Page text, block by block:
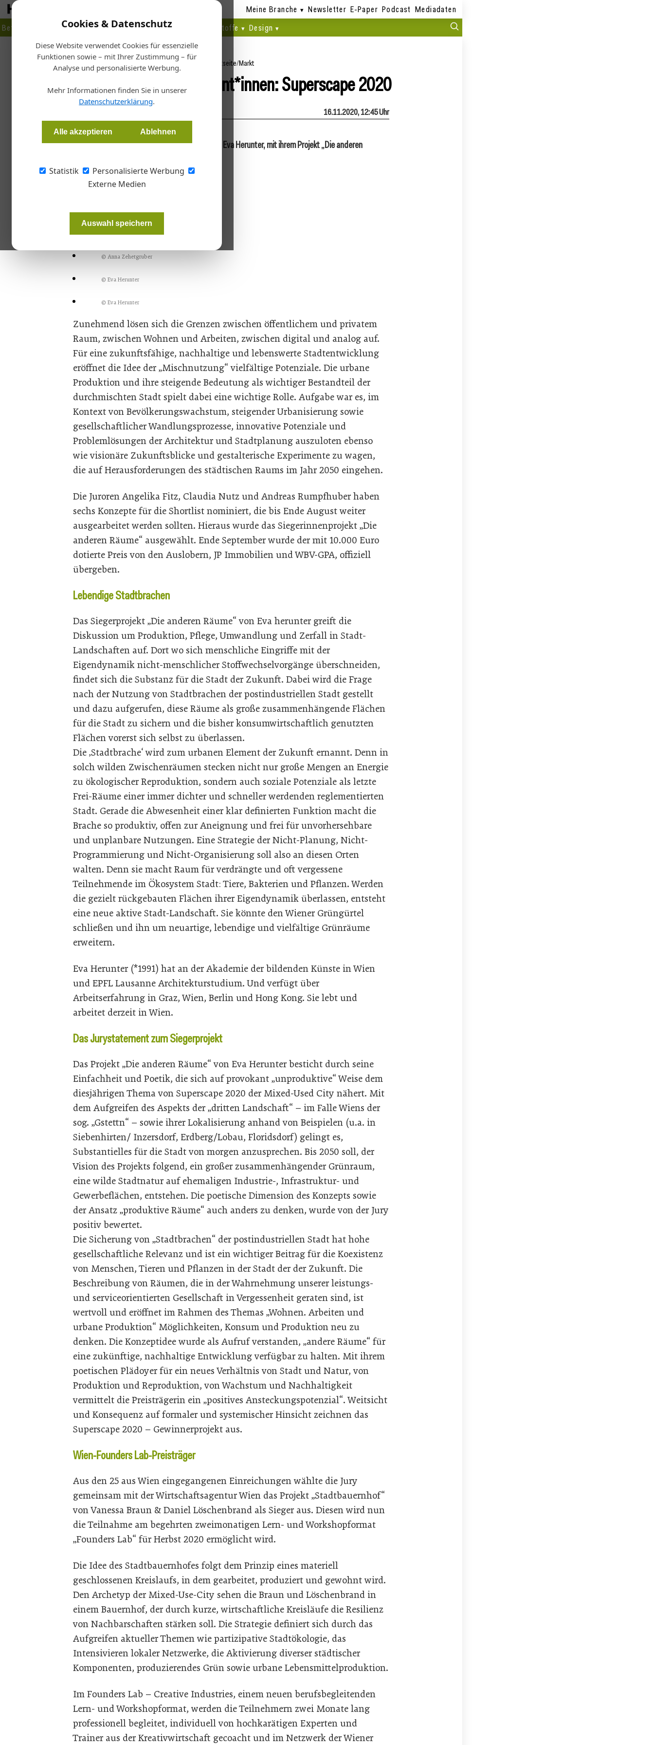
Cookies & Datenschutz
Diese Website verwendet Cookies für essenzielle
Funktionen sowie – mit Ihrer Zustimmung – für
Analyse und personalisierte Werbung.
Mehr Informationen finden Sie in unserer
Datenschutzerklärung.
Alle akzeptieren Ablehnen
Statistik
Personalisierte Werbung
Externe Medien
Auswahl speichern
Meine Branche Newsletter E-Paper Podcast Mediadaten
Betrieb
Planen Bauen Fertigen Bau- + Werkstoffe Design
Startseite/Markt
Wettbewerb für Absolvent*innen: Superscape 2020
16.11.2020, 12:45 Uhr
Siegerin des diesjährigen Innovationspreises ist Eva Herunter, mit ihrem Projekt „Die anderen
© Vanessa Braun, Daniel Löschenbrand
© Eva Herunter
© Eva Herunter
© Anna Zehetgruber
© Eva Herunter
© Eva Herunter
Zunehmend lösen sich die Grenzen zwischen öffentlichem und privatem
Raum, zwischen Wohnen und Arbeiten, zwischen digital und analog auf.
Für eine zukunftsfähige, nachhaltige und lebenswerte Stadtentwicklung
eröffnet die Idee der „Mischnutzung“ vielfältige Potenziale. Die urbane
Produktion und ihre steigende Bedeutung als wichtiger Bestandteil der
durchmischten Stadt spielt dabei eine wichtige Rolle. Aufgabe war es, im
Kontext von Bevölkerungswachstum, steigender Urbanisierung sowie
gesellschaftlicher Wandlungsprozesse, innovative Potenziale und
Problemlösungen der Architektur und Stadtplanung auszuloten ebenso
wie visionäre Zukunftsblicke und gestalterische Experimente zu wagen,
die auf Herausforderungen des städtischen Raums im Jahr 2050 eingehen.
Die Juroren Angelika Fitz, Claudia Nutz und Andreas Rumpfhuber haben
sechs Konzepte für die Shortlist nominiert, die bis Ende August weiter
ausgearbeitet werden sollten. Hieraus wurde das Siegerinnenprojekt „Die
anderen Räume“ ausgewählt. Ende September wurde der mit 10.000 Euro
dotierte Preis von den Auslobern, JP Immobilien und WBV-GPA, offiziell
übergeben.
Lebendige Stadtbrachen
Das Siegerprojekt „Die anderen Räume“ von Eva herunter greift die
Diskussion um Produktion, Pflege, Umwandlung und Zerfall in Stadt-
Landschaften auf. Dort wo sich menschliche Eingriffe mit der
Eigendynamik nicht-menschlicher Stoffwechselvorgänge überschneiden,
findet sich die Substanz für die Stadt der Zukunft. Dabei wird die Frage
nach der Nutzung von Stadtbrachen der postindustriellen Stadt gestellt
und dazu aufgerufen, diese Räume als große zusammenhängende Flächen
für die Stadt zu sichern und die bisher konsumwirtschaftlich genutzten
Flächen vorerst sich selbst zu überlassen.
Die ‚Stadtbrache‘ wird zum urbanen Element der Zukunft ernannt. Denn in
solch wilden Zwischenräumen stecken nicht nur große Mengen an Energie
zu ökologischer Reproduktion, sondern auch soziale Potenziale als letzte
Frei-Räume einer immer dichter und schneller werdenden reglementierten
Stadt. Gerade die Abwesenheit einer klar definierten Funktion macht die
Brache so produktiv, offen zur Aneignung und frei für unvorhersehbare
und unplanbare Nutzungen. Eine Strategie der Nicht-Planung, Nicht-
Programmierung und Nicht-Organisierung soll also an diesen Orten
walten. Denn sie macht Raum für verdrängte und oft vergessene
Teilnehmende im Ökosystem Stadt: Tiere, Bakterien und Pflanzen. Werden
die gezielt rückgebauten Flächen ihrer Eigendynamik überlassen, entsteht
eine neue aktive Stadt-Landschaft. Sie könnte den Wiener Grüngürtel
schließen und ihn um neuartige, lebendige und vielfältige Grünräume
erweitern.
Eva Herunter (*1991) hat an der Akademie der bildenden Künste in Wien
und EPFL Lausanne Architekturstudium. Und verfügt über
Arbeitserfahrung in Graz, Wien, Berlin und Hong Kong. Sie lebt und
arbeitet derzeit in Wien.
Das Jurystatement zum Siegerprojekt
Das Projekt „Die anderen Räume“ von Eva Herunter besticht durch seine
Einfachheit und Poetik, die sich auf provokant „unproduktive“ Weise dem
diesjährigen Thema von Superscape 2020 der Mixed-Used City nähert. Mit
dem Aufgreifen des Aspekts der „dritten Landschaft“ – im Falle Wiens der
sog. „Gstettn“ – sowie ihrer Lokalisierung anhand von Beispielen (u.a. in
Siebenhirten/ Inzersdorf, Erdberg/Lobau, Floridsdorf) gelingt es,
Substantielles für die Stadt von morgen anzusprechen. Bis 2050 soll, der
Vision des Projekts folgend, ein großer zusammenhängender Grünraum,
eine wilde Stadtnatur auf ehemaligen Industrie-, Infrastruktur- und
Gewerbeflächen, entstehen. Die poetische Dimension des Konzepts sowie
der Ansatz „produktive Räume“ auch anders zu denken, wurde von der Jury
positiv bewertet.
Die Sicherung von „Stadtbrachen“ der postindustriellen Stadt hat hohe
gesellschaftliche Relevanz und ist ein wichtiger Beitrag für die Koexistenz
von Menschen, Tieren und Pflanzen in der Stadt der der Zukunft. Die
Beschreibung von Räumen, die in der Wahrnehmung unserer leistungs-
und serviceorientierten Gesellschaft in Vergessenheit geraten sind, ist
wertvoll und eröffnet im Rahmen des Themas „Wohnen. Arbeiten und
urbane Produktion“ Möglichkeiten, Konsum und Produktion neu zu
denken. Die Konzeptidee wurde als Aufruf verstanden, „andere Räume“ für
eine zukünftige, nachhaltige Entwicklung verfügbar zu halten. Mit ihrem
poetischen Plädoyer für ein neues Verhältnis von Stadt und Natur, von
Produktion und Reproduktion, von Wachstum und Nachhaltigkeit
vermittelt die Preisträgerin ein „positives Ansteckungspotenzial“. Weitsicht
und Konsequenz auf formaler und systemischer Hinsicht zeichnen das
Superscape 2020 – Gewinnerprojekt aus.
Wien-Founders Lab-Preisträger
Aus den 25 aus Wien eingegangenen Einreichungen wählte die Jury
gemeinsam mit der Wirtschaftsagentur Wien das Projekt „Stadtbauernhof“
von Vanessa Braun & Daniel Löschenbrand als Sieger aus. Diesen wird nun
die Teilnahme am begehrten zweimonatigen Lern- und Workshopformat
„Founders Lab“ für Herbst 2020 ermöglicht wird.
Die Idee des Stadtbauernhofes folgt dem Prinzip eines materiell
geschlossenen Kreislaufs, in dem gearbeitet, produziert und gewohnt wird.
Den Archetyp der Mixed-Use-City sehen die Braun und Löschenbrand in
einem Bauernhof, der durch kurze, wirtschaftliche Kreisläufe die Resilienz
von Nachbarschaften stärken soll. Die Strategie definiert sich durch das
Aufgreifen aktueller Themen wie partizipative Stadtökologie, das
Intensivieren lokaler Netzwerke, die Aktivierung diverser städtischer
Komponenten, produzierendes Grün sowie urbane Lebensmittelproduktion.
Im Founders Lab – Creative Industries, einem neuen berufsbegleitenden
Lern- und Workshopformat, werden die Teilnehmern zwei Monate lang
professionell begleitet, individuell von hochkarätigen Experten und
Trainer aus der Kreativwirtschaft gecoacht und im Netzwerk der Wiener